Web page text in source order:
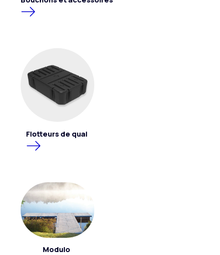
Flotteurs de quai
Modulo